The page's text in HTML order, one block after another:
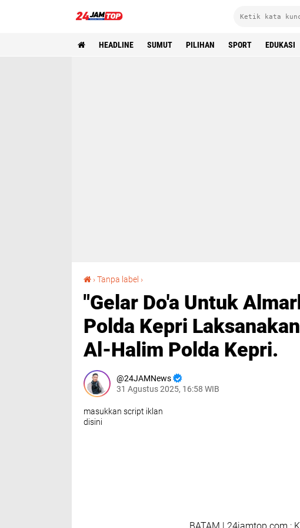
HEADLINE SUMUT PILIHAN SPORT EDUKASI
›Tanpa label ›
"Gelar Do'a Untuk
Polda Kepri
Al-Halim Polda Kepri.
24JAMNews
31 Agustus 2025, 16:58 WIB
masukkan script iklan
disini